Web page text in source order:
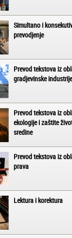
Simultano i
prevodjenje
Prevod tekstova iz
gradjevinske industrije
Prevod tekstova iz
ekologije i zaštite
sredine
Prevod tekstova iz
prava
Lektura i korektura